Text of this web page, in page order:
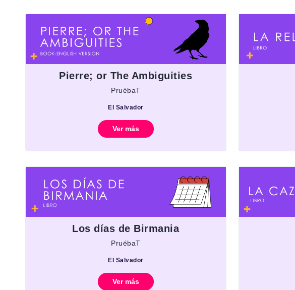
Pierre; or The Ambiguities
PruébaT
El Salvador
Ver más
Los días de Birmania
PruébaT
El Salvador
Ver más